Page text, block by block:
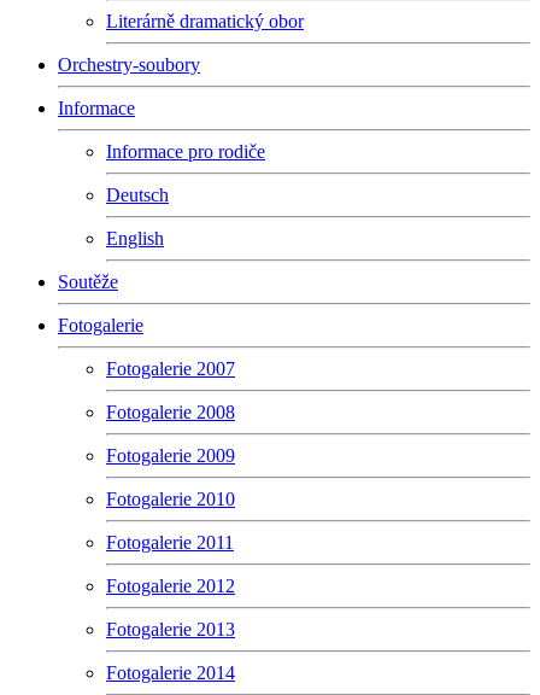
Literárně dramatický obor
Orchestry-soubory
Informace
Informace pro rodiče
Deutsch
English
Soutěže
Fotogalerie
Fotogalerie 2007
Fotogalerie 2008
Fotogalerie 2009
Fotogalerie 2010
Fotogalerie 2011
Fotogalerie 2012
Fotogalerie 2013
Fotogalerie 2014